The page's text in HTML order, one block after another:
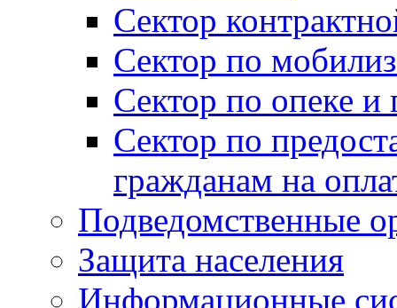
Сектор
Сектор по
Сектор по опеке и
Сектор по
гражданам на
Подведомственные
Защита населения
Информационные